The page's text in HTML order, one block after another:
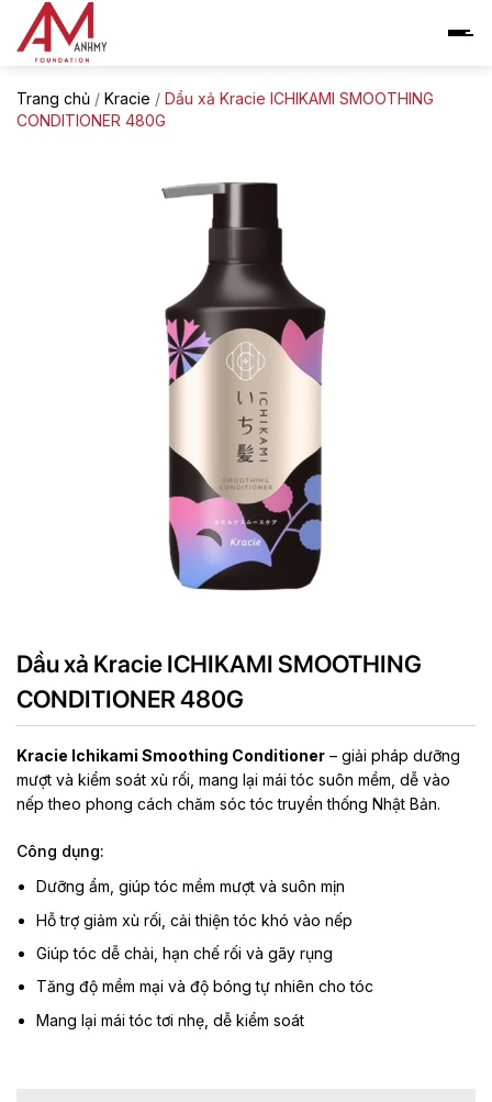
content
Trang chủ / Kracie / Dầu xả Kracie ICHIKAMI SMOOTHING
CONDITIONER 480G
Dầu xả Kracie ICHIKAMI SMOOTHING
CONDITIONER 480G
Kracie Ichikami Smoothing Conditioner – giải pháp dưỡng
mượt và kiểm soát xù rối, mang lại mái tóc suôn mềm, dễ vào
nếp theo phong cách chăm sóc tóc truyền thống Nhật Bản.
Công dụng:
Dưỡng ẩm, giúp tóc mềm mượt và suôn mịn
Hỗ trợ giảm xù rối, cải thiện tóc khó vào nếp
Giúp tóc dễ chải, hạn chế rối và gãy rụng
Tăng độ mềm mại và độ bóng tự nhiên cho tóc
Mang lại mái tóc tơi nhẹ, dễ kiểm soát